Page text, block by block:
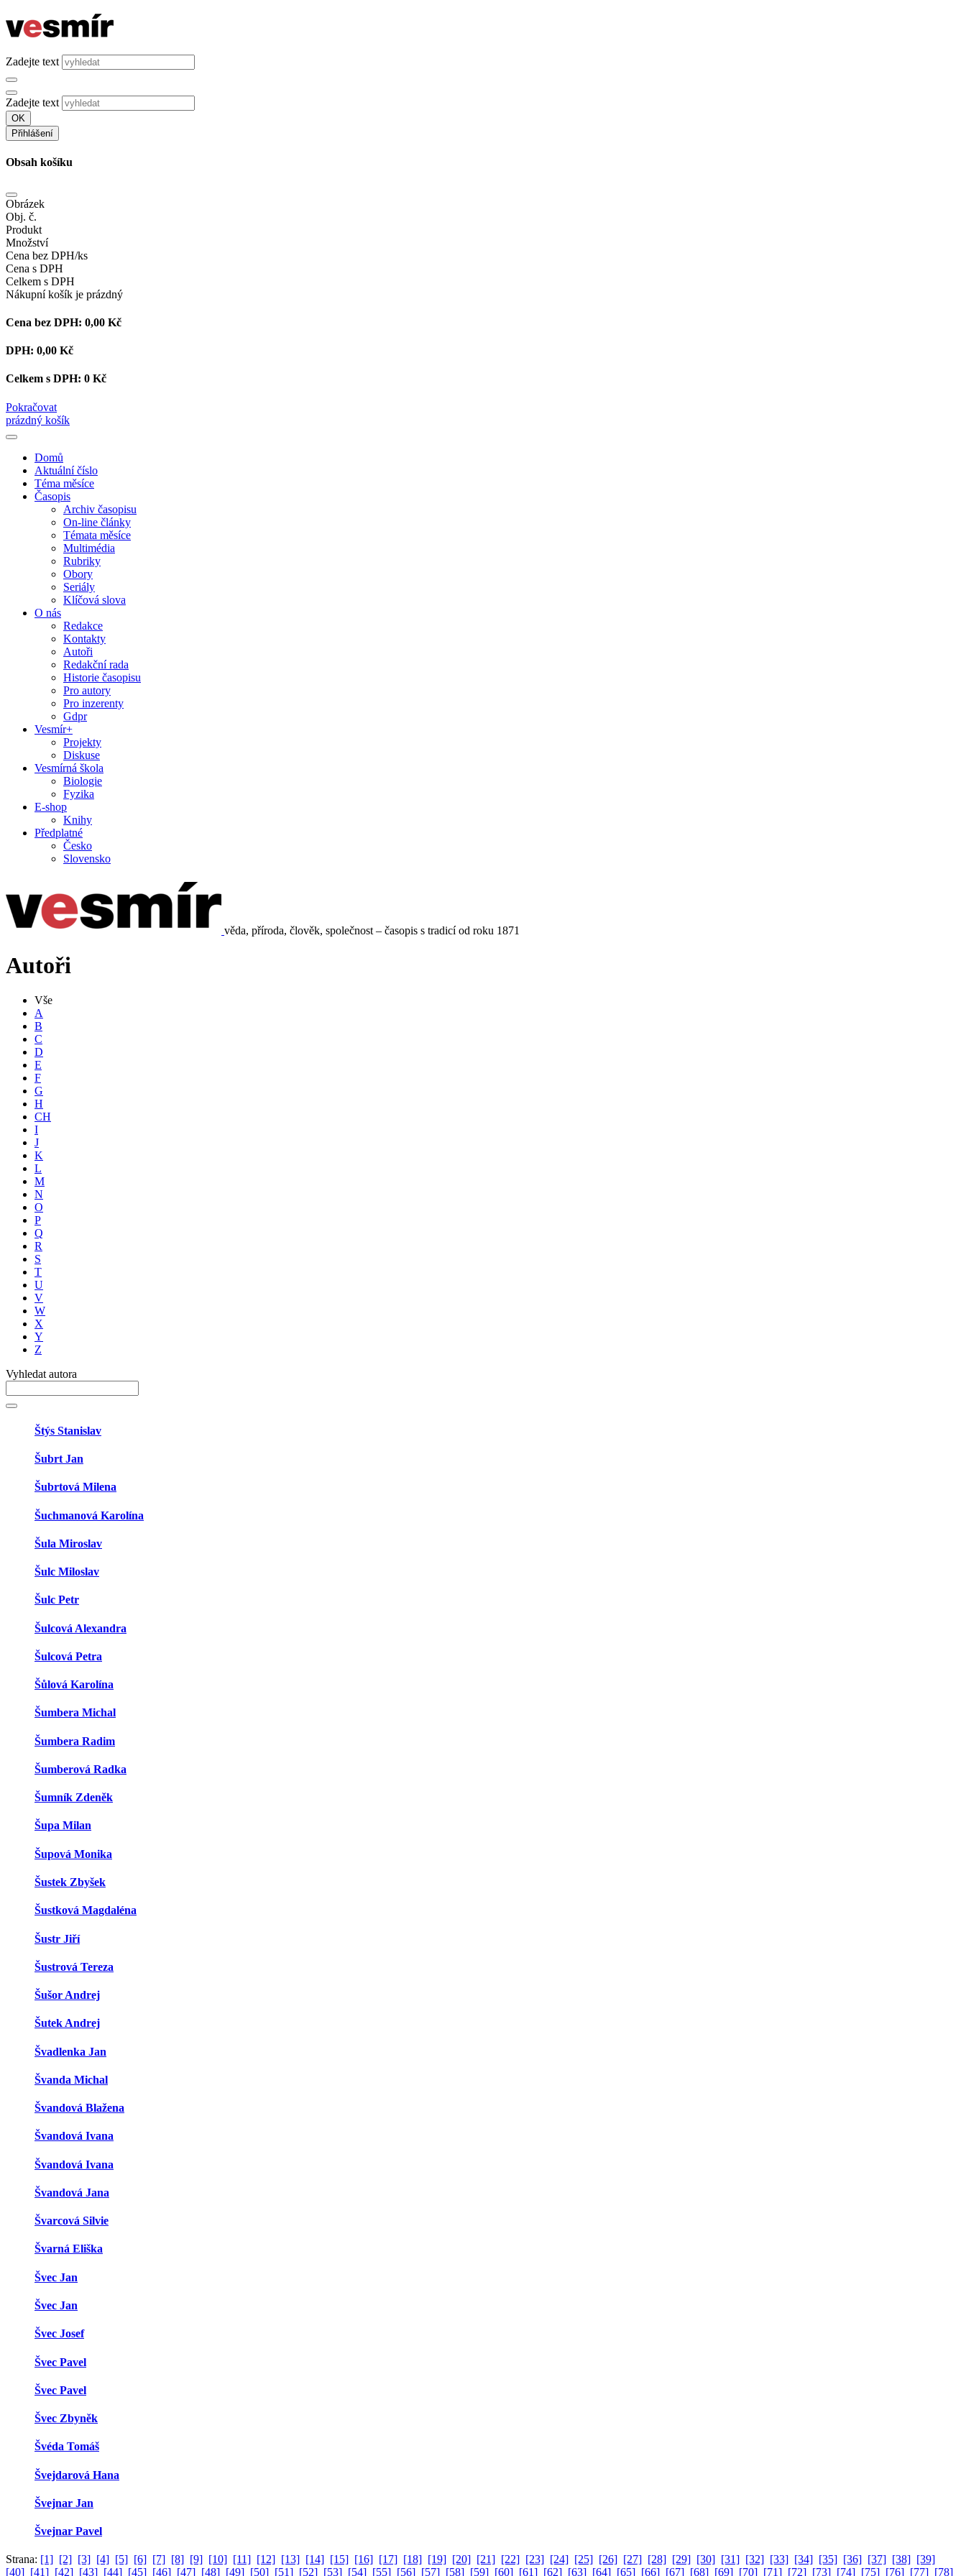
Zadejte text
Zadejte text
OK
Přihlášení
Obsah košíku
Obrázek
Obj. č.
Produkt
Množství
Cena bez DPH/ks
Cena s DPH
Celkem s DPH
Nákupní košík je prázdný
Cena bez DPH: 0,00 Kč
DPH: 0,00 Kč
Celkem s DPH: 0 Kč
Pokračovat
prázdný košík
Domů
Aktuální číslo
Téma měsíce
Časopis
Archiv časopisu
On-line články
Témata měsíce
Multimédia
Rubriky
Obory
Seriály
Klíčová slova
O nás
Redakce
Kontakty
Autoři
Redakční rada
Historie časopisu
Pro autory
Pro inzerenty
Gdpr
Vesmír+
Projekty
Diskuse
Vesmírná škola
Biologie
Fyzika
E-shop
Knihy
Předplatné
Česko
Slovensko
věda, příroda, člověk, společnost – časopis s tradicí od roku 1871
Autoři
Vše
A
B
C
D
E
F
G
H
CH
I
J
K
L
M
N
O
P
Q
R
S
T
U
V
W
X
Y
Z
Vyhledat autora
Štýs Stanislav
Šubrt Jan
Šubrtová Milena
Šuchmanová Karolína
Šula Miroslav
Šulc Miloslav
Šulc Petr
Šulcová Alexandra
Šulcová Petra
Šůlová Karolína
Šumbera Michal
Šumbera Radim
Šumberová Radka
Šumník Zdeněk
Šupa Milan
Šupová Monika
Šustek Zbyšek
Šustková Magdaléna
Šustr Jiří
Šustrová Tereza
Šušor Andrej
Šutek Andrej
Švadlenka Jan
Švanda Michal
Švandová Blažena
Švandová Ivana
Švandová Ivana
Švandová Jana
Švarcová Silvie
Švarná Eliška
Švec Jan
Švec Jan
Švec Josef
Švec Pavel
Švec Pavel
Švec Zbyněk
Švéda Tomáš
Švejdarová Hana
Švejnar Jan
Švejnar Pavel
Strana: [1] [2] [3] [4] [5] [6] [7] [8] [9] [10] [11] [12] [13] [14] [15] [16] [17] [18] [19] [20] [21] [22] [23] [24] [25] [26] [27] [28] [29] [30] [31] [32] [33] [34] [35] [36] [37] [38] [39]
[40] [41] [42] [43] [44] [45] [46] [47] [48] [49] [50] [51] [52] [53] [54] [55] [56] [57] [58] [59] [60] [61] [62] [63] [64] [65] [66] [67] [68] [69] [70] [71] [72] [73] [74] [75] [76] [77] [78]